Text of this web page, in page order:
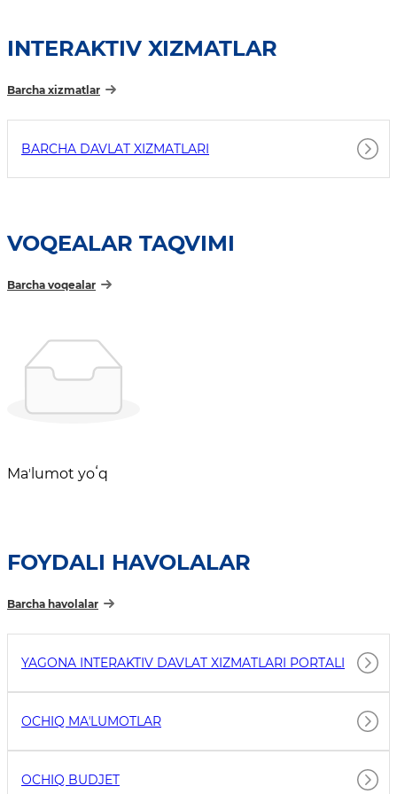
INTERAKTIV XIZMATLAR
Barcha xizmatlar
BARCHA DAVLAT XIZMATLARI
VOQEALAR TAQVIMI
Barcha voqealar
Maʼlumot yoʻq
FOYDALI HAVOLALAR
Barcha havolalar
YAGONA INTERAKTIV DAVLAT XIZMATLARI PORTALI
OCHIQ MAʼLUMOTLAR
OCHIQ BUDJET